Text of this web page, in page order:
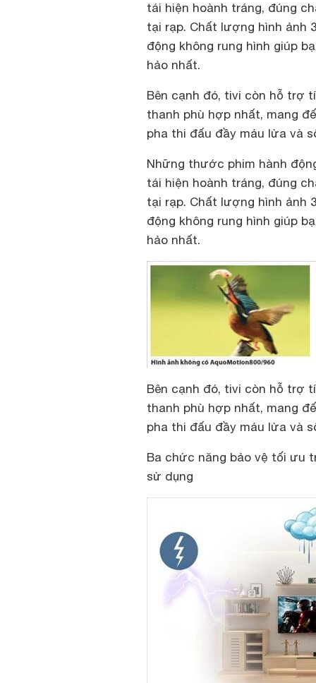
tái hiện hoành tráng, đúng
tại rạp. Chất lượng hình ảnh
động không rung hình giúp
hảo nhất.
Bên cạnh đó, tivi còn hỗ trợ
thanh phù hợp nhất, mang
pha thi đấu đầy máu lửa và
Những thước phim hành
tái hiện hoành tráng, đúng
tại rạp. Chất lượng hình ảnh
động không rung hình giúp
hảo nhất.
Bên cạnh đó, tivi còn hỗ trợ
thanh phù hợp nhất, mang
pha thi đấu đầy máu lửa và
Ba chức năng bảo vệ tối ưu
sử dụng